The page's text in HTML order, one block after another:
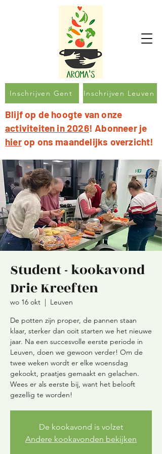
Inschrijven Gent Inschrijven Leuven
Blijf op de hoogte van onze
activiteiten in 2026! Abonneer je
hierop ons maandelijks overzicht!
Student - kookavond
Drie Kreeften
wo 16 okt
  |
Leuven
De potten zijn proper, de pannen staan
klaar, sterker dan ooit starten we het nieuwe
jaar. Na een succesvolle eerste periode in
Leuven, doen we gewoon verder! Om de
twee weken wordt er elke woensdag
gekookt, praatjes gemaakt en gelachen.
Wees er als eerste bij, want het belooft
De kookavond is volzet
Andere kookavonden bekijken